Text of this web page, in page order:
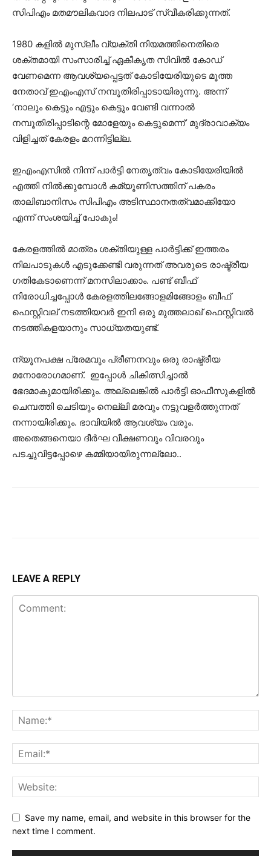
സിപിഎം മതമൗലികവാദ നിലപാട് സ്വീകരിക്കുന്നത്.
1980 കളില്‍ മുസ്ലീം വ്യക്തി നിയമത്തിനെതിരെ
ശക്തമായി സംസാരിച്ച് ഏകീകൃത സിവില്‍ കോഡ്
വേണമെന്ന ആവശ്യപ്പെട്ടത് കോടിയേരിയുടെ മൂത്ത
നേതാവ് ഇഎംഎസ് നമ്പൂതിരിപ്പാടായിരുന്നു. അന്ന്
‘നാലും കെട്ടും എട്ടും കെട്ടും വേണ്ടി വന്നാല്‍
നമ്പൂതിരിപ്പാടിന്റെ മോളേയും കെട്ടുമെന്ന്’ മുദ്രാവാക്യം
വിളിച്ചത് കേരളം മറന്നിട്ടില്ല.
ഇഎംഎസില്‍ നിന്ന് പാര്‍ട്ടി നേതൃത്വം കോടിയേരിയില്‍
എത്തി നില്‍ക്കുമ്പോള്‍ കമ്യൂണിസത്തിന് പകരം
താലിബാനിസം സിപിഎം അടിസ്ഥാനതത്വമാക്കിയോ
എന്ന് സംശയിച്ച് പോകും!
കേരളത്തില്‍ മാത്രം ശക്തിയുള്ള പാര്‍ട്ടിക്ക് ഇത്തരം
നിലപാടുകള്‍ എടുക്കേണ്ടി വരുന്നത് അവരുടെ രാഷ്ട്രീയ
ഗതികേടാണെന്ന് മനസിലാക്കാം. പണ്ട് ബീഫ്
നിരോധിച്ചപ്പോള്‍ കേരളത്തിലങ്ങോളമിങ്ങോളം ബീഫ്
ഫെസ്റ്റിവല് നടത്തിയവര്‍ ഇനി ഒരു മുത്തലാഖ് ഫെസ്റ്റിവല്‍
നടത്തികളയാനും സാധ്യതയുണ്ട്.
ന്യൂനപക്ഷ പ്രേമവും പ്രീണനവും ഒരു രാഷ്ട്രീയ
മനോരോഗമാണ്. ഇപ്പോള്‍ ചികിത്സിച്ചാല്‍
ഭേദമാകുമായിരിക്കും. അല്ലെങ്കില്‍ പാര്‍ട്ടി ഓഫീസുകളില്‍
ചെമ്പത്തി ചെടിയും നെല്ലി മരവും നട്ടുവളര്‍ത്തുന്നത്
നന്നായിരിക്കും. ഭാവിയില്‍ ആവശ്യം വരും.
അതെങ്ങനെയാ ദീര്‍ഘ വീക്ഷണവും വിവരവും
പടച്ചുവിട്ടപ്പോഴെ കമ്മിയായിരുന്നല്ലോ..
LEAVE A REPLY
Save my name, email, and website in this browser for the
next time I comment.